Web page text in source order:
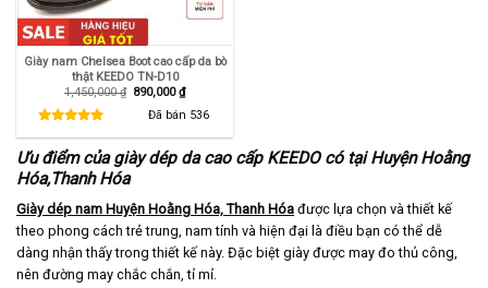
Giày nam Chelsea Boot cao cấp da bò
thật KEEDO TN-D10
1,450,000₫ Giá
1,450,000 ₫.
890,000₫Giá
hiện
tại
là:
890,000 ₫.
Đã bán 536
Ưu điểm của giày dép da cao cấp KEEDO có tại Huyện Hoằng
Hóa,Thanh Hóa
Giày dép nam Huyện Hoằng Hóa, Thanh Hóa được lựa chọn và thiết kế
theo phong cách trẻ trung, nam tính và hiện đại là điều bạn có thể dễ
dàng nhận thấy trong thiết kế này. Đặc biệt giày được may đo thủ công,
nên đường may chắc chắn, tỉ mỉ.